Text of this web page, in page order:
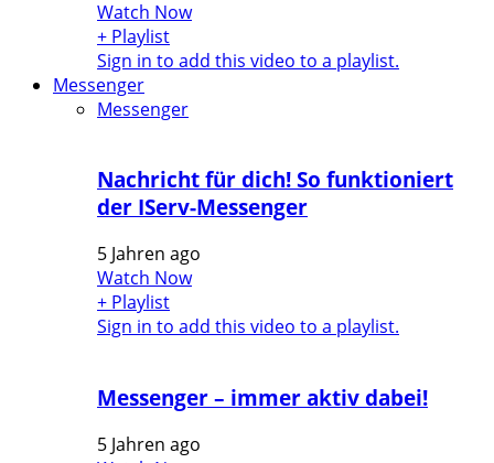
Watch Now
+ Playlist
Sign in to add this video to a playlist.
Messenger
Messenger
Nachricht für dich! So funktioniert
der IServ-Messenger
5 Jahren ago
Watch Now
+ Playlist
Sign in to add this video to a playlist.
Messenger – immer aktiv dabei!
5 Jahren ago